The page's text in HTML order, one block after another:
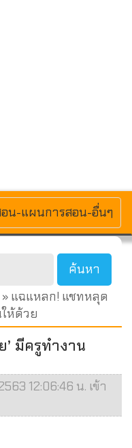
น-แผนการสอน-อื่นๆ
» แฉแหลก! แชทหลุด
ห้ด้วย
มีครูทำงาน
12:06:46 น. เข้า